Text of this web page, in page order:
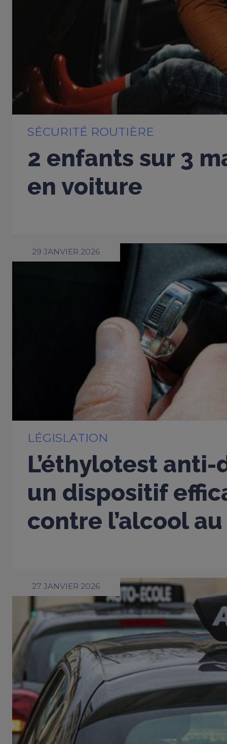
SÉCURITÉ ROUTIÈRE
2 enfants sur 3
en voiture
29 JANVIER 2026
LÉGISLATION
L’éthylotest
un dispositif
contre l’alcool
27 JANVIER 2026